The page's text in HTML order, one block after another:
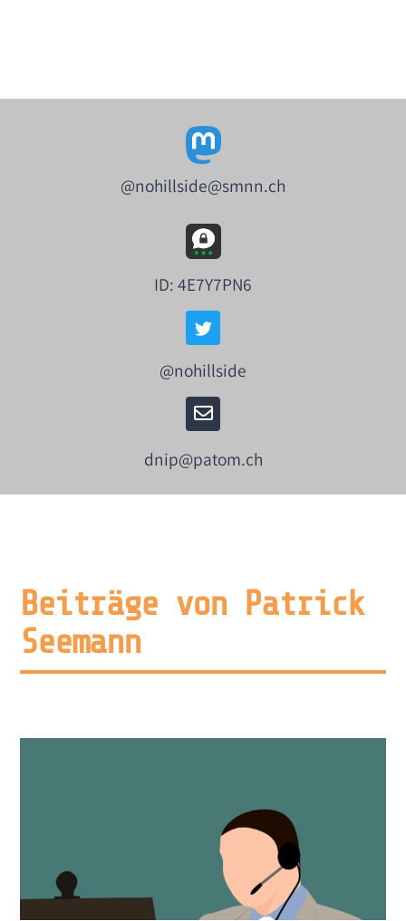
@nohillside@smnn.ch
ID: 4E7Y7PN6
@nohillside
dnip@patom.ch
Beiträge von Patrick
Seemann